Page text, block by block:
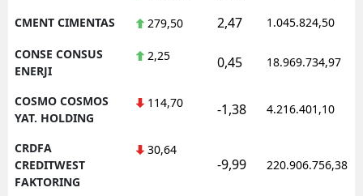
CMENT CIMENTAS 279,50 2,47 1.045.824,50
CONSE CONSUS
ENERJI
2,25 0,45 18.969.734,97
COSMO COSMOS
YAT. HOLDING
114,70 -1,38 4.216.401,10
CRDFA
CREDITWEST
FAKTORING
30,64
-9,99 220.906.756,38